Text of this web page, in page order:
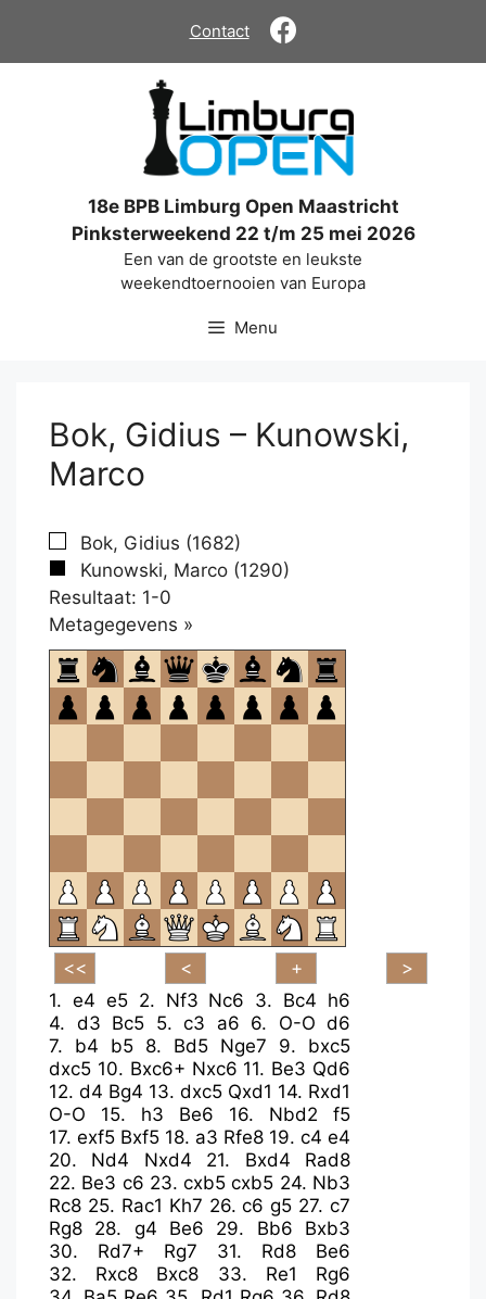
de
Contact
18e BPB Limburg Open Maastricht
Pinksterweekend 22 t/m 25 mei 2026
Een van de grootste en leukste
weekendtoernooien van Europa
Menu
Bok, Gidius – Kunowski,
Marco
Bok, Gidius (1682)
Kunowski, Marco (1290)
Resultaat: 1-0
Metagegevens »
om
te
openen.
1. e4 e5 2. Nf3 Nc6 3. Bc4 h6
4. d3 Bc5 5. c3 a6 6. O-O d6
7. b4 b5 8. Bd5 Nge7 9. bxc5
dxc5 10. Bxc6+ Nxc6 11. Be3 Qd6
12. d4 Bg4 13. dxc5 Qxd1 14. Rxd1
O-O
15. h3 Be6 16. Nbd2
f5
17. exf5 Bxf5 18. a3 Rfe8 19. c4 e4
20. Nd4 Nxd4 21. Bxd4
Rad8
22. Be3 c6 23.cxb5 cxb5 24. Nb3
Rc8 25. Rac1 Kh7 26.c6 g5 27. c7
Rg8 28. g4 Be6 29. Bb6
Bxb3
30. Rd7+ Rg7 31. Rd8
Be6
32. Rxc8 Bxc8 33. Re1
Rg6